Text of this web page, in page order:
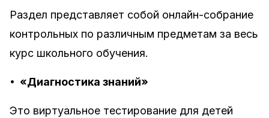
Раздел представляет собой онлайн-собрание
контрольных по различным предметам за весь
курс школьного обучения.
• «Диагностика знаний»
Это виртуальное тестирование для детей